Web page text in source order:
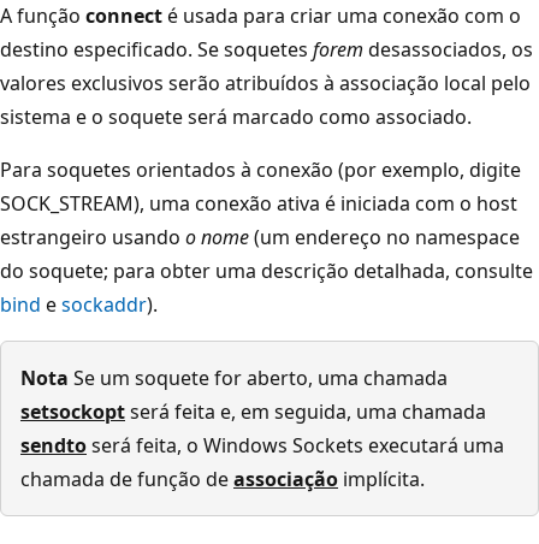
A função connecté usada para criar uma conexão com o
destino especificado. Se soquetes forem desassociados, os
valores exclusivos serão atribuídos à associação local pelo
sistema e o soquete será marcado como associado.
Para soquetes orientados à conexão (por exemplo, digite
SOCK_STREAM), uma conexão ativa é iniciada com o host
estrangeiro usando o nome(um endereço no namespace
do soquete; para obter uma descrição detalhada, consulte
bind esockaddr).
Nota Se um soquete for aberto, uma chamada
setsockoptserá feita e, em seguida, uma chamada
sendtoserá feita, o Windows Sockets executará uma
chamada de função deassociação implícita.